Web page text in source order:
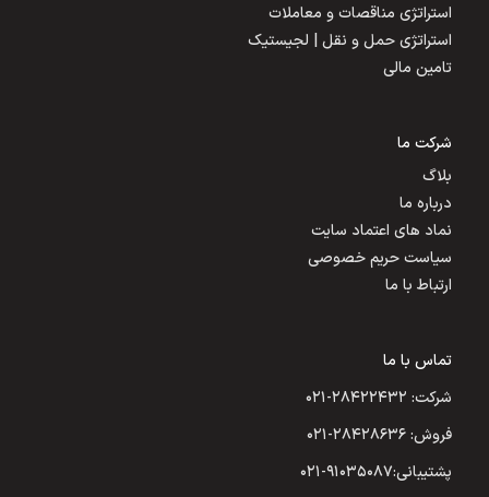
استراتژی مناقصات و معاملات
استراتژی حمل و نقل | لجیستیک
تامین مالی
شرکت ما
بلاگ
درباره ما
نماد های اعتماد سایت
سیاست حریم خصوصی
ارتباط با ما
تماس با ما
شرکت: ۲۸۴۲۲۴۳۲-۰۲۱
فروش: ۲۸۴۲۸۶۳۶-۰۲۱
پشتیبانی:۹۱۰۳۵۰۸۷-۰۲۱